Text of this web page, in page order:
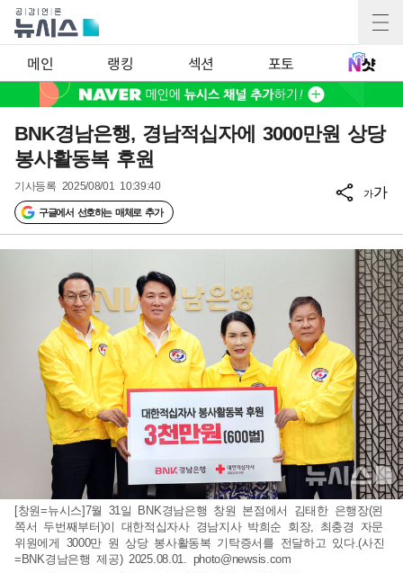
메인 랭킹 섹션 포토
BNK경남은행, 경남적십자에 3000만원 상당
봉사활동복 후원
기사등록 2025/08/01 10:39:40
구글에서 선호하는 매체로 추가
가가
[창원=뉴시스]7월 31일 BNK경남은행 창원 본점에서 김태한 은행장(왼
쪽서 두번째부터)이 대한적십자사 경남지사 박희순 회장, 최충경 자문
위원에게 3000만 원 상당 봉사활동복 기탁증서를 전달하고 있다.(사진
=BNK경남은행 제공) 2025.08.01. photo@newsis.com